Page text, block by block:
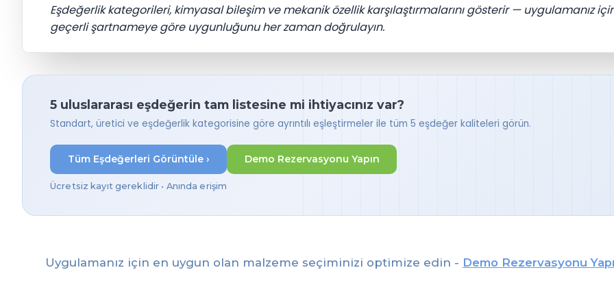
Eşdeğerlik kategorileri, kimyasal bileşim ve mekanik özellik karşılaştırmalarını gösterir — uygulamanız
geçerli şartnameye göre uygunluğunu her zaman doğrulayın.
5 uluslararası eşdeğerin tam listesine mi ihtiyacınız var?
Standart, üretici ve eşdeğerlik kategorisine göre ayrıntılı eşleştirmeler ile tüm 5 eşdeğer kaliteleri görün.
Tüm Eşdeğerleri Görüntüle ›
Ücretsiz kayıt gereklidir • Anında erişim
Demo Rezervasyonu Yapın
Uygulamanız için en uygun olan malzeme seçiminizi optimize edin - Demo Rezervasyonu